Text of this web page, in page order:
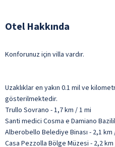
Otel Hakkında
Konforunuz için villa vardır.
Uzaklıklar en yakın 0.1 mil ve
gösterilmektedir.
Trullo Sovrano - 1,7 km / 1 mi
Santi medici Cosma e Damiano
Alberobello Belediye Binası - 2,1 km
Casa Pezzolla Bölge Müzesi - 2,2